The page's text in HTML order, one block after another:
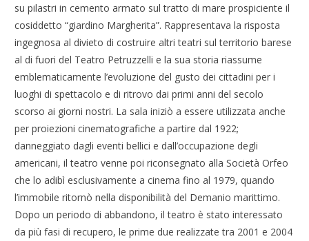
su pilastri in cemento armato sul tratto di mare prospiciente il
cosiddetto “giardino Margherita”. Rappresentava la risposta
ingegnosa al divieto di costruire altri teatri sul territorio barese
al di fuori del Teatro Petruzzelli e la sua storia riassume
emblematicamente l’evoluzione del gusto dei cittadini per i
luoghi di spettacolo e di ritrovo dai primi anni del secolo
scorso ai giorni nostri. La sala iniziò a essere utilizzata anche
per proiezioni cinematografiche a partire dal 1922;
danneggiato dagli eventi bellici e dall’occupazione degli
americani, il teatro venne poi riconsegnato alla Società Orfeo
che lo adibì esclusivamente a cinema fino al 1979, quando
l’immobile ritornò nella disponibilità del Demanio marittimo.
Dopo un periodo di abbandono, il teatro è stato interessato
da più fasi di recupero, le prime due realizzate tra 2001 e 2004